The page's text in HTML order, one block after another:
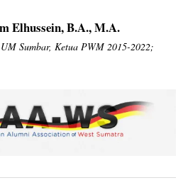
Elhussein, B.A., M.A.
Sumbar, Ketua PWM 2015-2022;